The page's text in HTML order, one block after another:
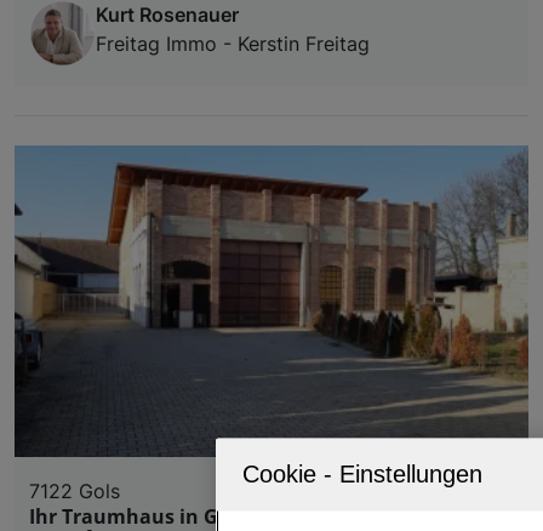
Kurt Rosenauer
Freitag Immo - Kerstin Freitag
7122 Gols
Ihr Traumhaus in Gols: 2.400 m² Baugrund mit